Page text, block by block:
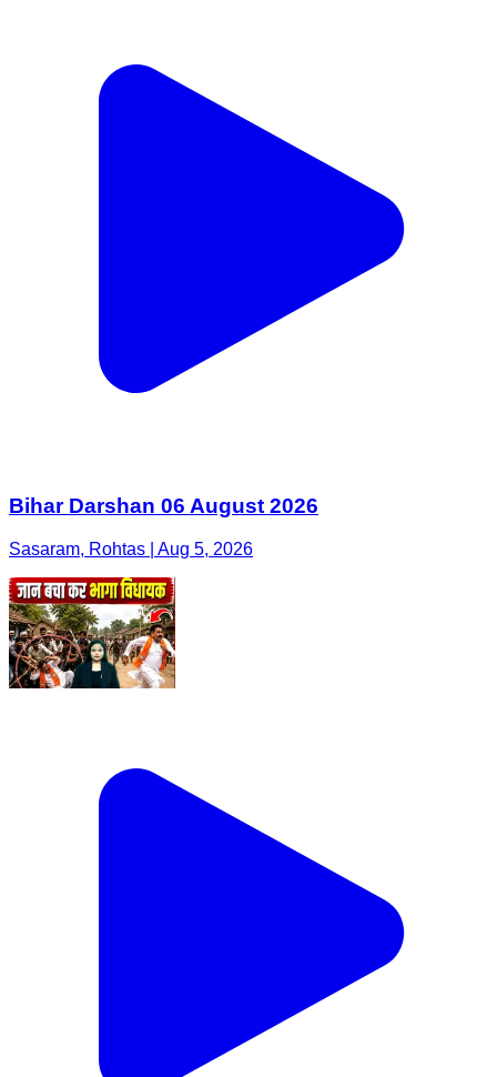
Bihar Darshan 06 August 2026
Sasaram, Rohtas | Aug 5, 2026